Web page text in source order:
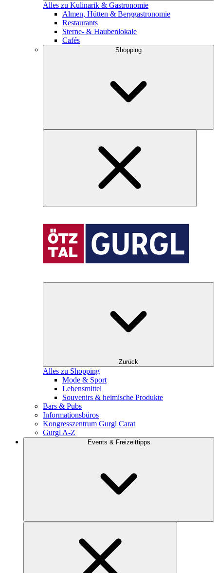
Alles zu Kulinarik & Gastronomie
Almen, Hütten & Berggastronomie
Restaurants
Sterne- & Haubenlokale
Cafés
Shopping
Zurück
Alles zu Shopping
Mode & Sport
Lebensmittel
Souvenirs & heimische Produkte
Bars & Pubs
Informationsbüros
Kongresszentrum Gurgl Carat
Gurgl A-Z
Events & Freizeittipps